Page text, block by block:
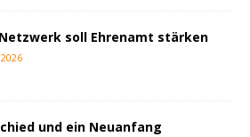
soll Ehrenamt stärken
und ein Neuanfang